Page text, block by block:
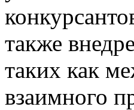
также
таких как
взаимного